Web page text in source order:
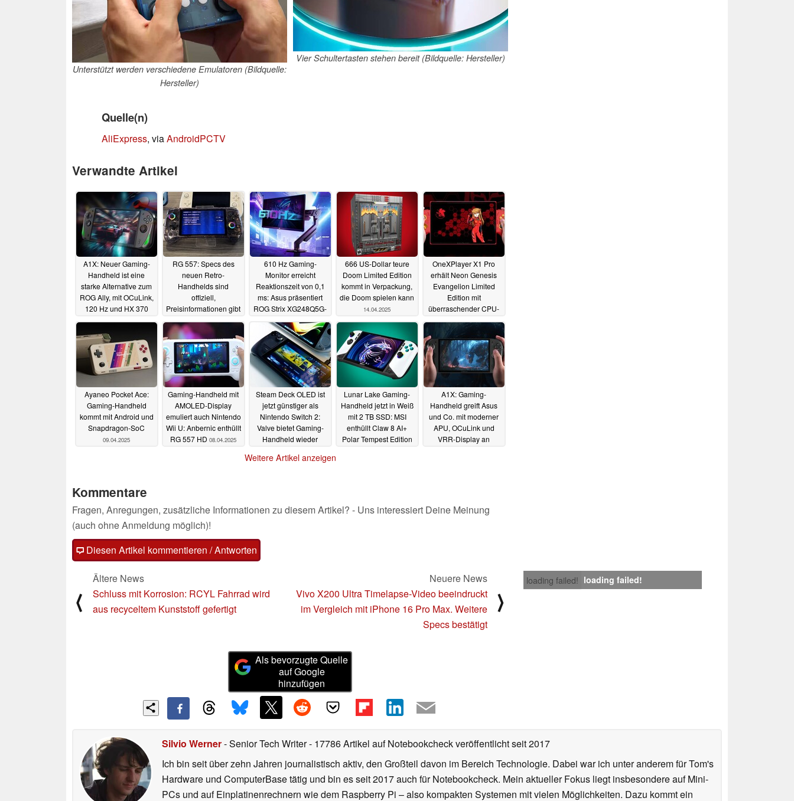
Unterstützt werden verschiedene Emulatoren (Bildquelle:
Hersteller)
Vier Schultertasten stehen bereit (Bildquelle: Hersteller)
Quelle(n)
AliExpress, viaAndroidPCTV
Verwandte Artikel
A1X: Neuer Gaming-
Handheld ist eine
starke Alternative zum
ROG Ally, mit OCuLink,
120 Hz und HX 370
17.04.2025
RG 557: Specs des
neuen Retro-
Handhelds sind
offiziell,
Preisinformationen gibt
17.04.2025
610 Hz Gaming-
Monitor erreicht
Reaktionszeit von 0,1
ms: Asus präsentiert
ROG Strix XG248Q5G-
14.04.2025
666 US-Dollar teure
Doom Limited Edition
kommt in Verpackung,
die Doom spielen kann
14.04.2025
OneXPlayer X1 Pro
erhält Neon Genesis
Evangelion Limited
Edition mit
überraschender CPU-
14.04.2025
Ayaneo Pocket Ace:
Gaming-Handheld
kommt mit Android und
Snapdragon-SoC
09.04.2025
Gaming-Handheld mit
AMOLED-Display
emuliert auch Nintendo
Wii U: Anbernic enthüllt
RG 557 HD 08.04.2025
Steam Deck OLED ist
jetzt günstiger als
Nintendo Switch 2:
Valve bietet Gaming-
Handheld wieder
08.04.2025
Lunar Lake Gaming-
Handheld jetzt in Weiß
mit 2 TB SSD: MSI
enthüllt Claw 8 AI+
Polar Tempest Edition
A1X: Gaming-
Handheld greift Asus
und Co. mit moderner
APU, OCuLink und
VRR-Display an
Weitere Artikel anzeigen
Kommentare
Fragen, Anregungen, zusätzliche Informationen zu diesem Artikel? - Uns interessiert Deine Meinung
(auch ohne Anmeldung möglich)!
Diesen Artikel kommentieren / Antworten
loading failed! loading failed!
⟨
Ältere News
Schluss mit Korrosion: RCYL Fahrrad wird
aus recyceltem Kunststoff gefertigt
Neuere News
Vivo X200 Ultra Timelapse-Video beeindruckt
im Vergleich mit iPhone 16 Pro Max. Weitere
Specs bestätigt
⟩
Als bevorzugte Quelle
auf Google
hinzufügen
Silvio Werner- Senior Tech Writer- 17786 Artikel auf Notebookcheck veröffentlichtseit 2017
Ich bin seit über zehn Jahren journalistisch aktiv, den Großteil davon im Bereich Technologie. Dabei war ich unter anderem für Tom's
Hardware und ComputerBase tätig und bin es seit 2017 auch für Notebookcheck. Mein aktueller Fokus liegt insbesondere auf Mini-
PCs und auf Einplatinenrechnern wie dem Raspberry Pi – also kompakten Systemen mit vielen Möglichkeiten. Dazu kommt ein